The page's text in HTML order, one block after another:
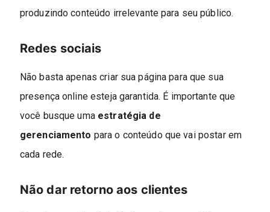
produzindo conteúdo irrelevante para seu público.
Redes sociais
Não basta apenas criar sua página para que sua
presença online esteja garantida. É importante que
você busque uma estratégia de
gerenciamento para o conteúdo que vai postar em
cada rede.
Não dar retorno aos clientes